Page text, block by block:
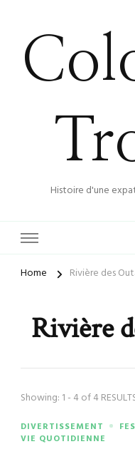
Histoire d'une
Home Rivière des
Rivière
Showing: 1 - 4 of 4
DIVERTISSEMENT
VIE QUOTIDIENNE